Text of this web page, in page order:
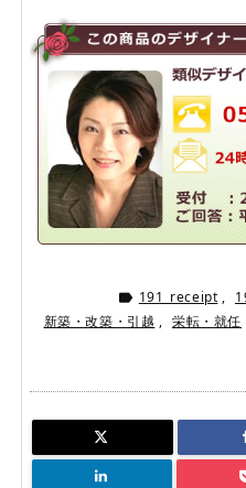
 191_receipt ,
新築・改築・引越 , 栄転・就任